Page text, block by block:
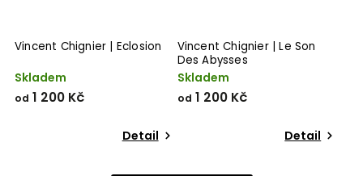
Vincent Chignier | Eclosion
Skladem
od 1 200 Kč
Detail
Vincent Chignier | Le Son
Des Abysses
Skladem
od 1 200 Kč
Detail